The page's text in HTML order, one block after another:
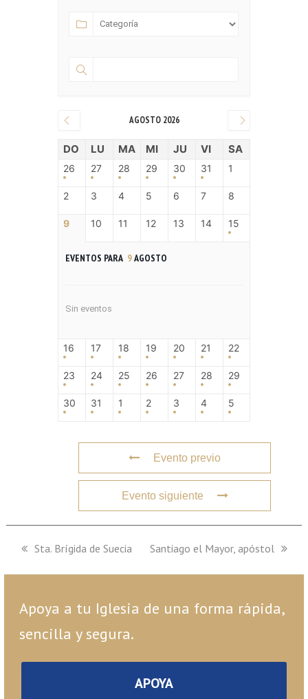
AGOSTO 2026
DO LU MA MI JU VI SA
26 27 28 29 30 31 1
2 3 4 5 6 7 8
9 10 11 12 13 14 15
EVENTOS PARA 9AGOSTO
Sin eventos
16 17 18 19 20 21 22
23 24 25 26 27 28 29
30 31 1 2 3 4 5
Evento previo
Evento siguiente
previous
Sta. Brígida de Suecia
next
Santiago el Mayor, apóstol
Apoya a tu Iglesia de una forma rápida,
sencilla y segura.
APOYA